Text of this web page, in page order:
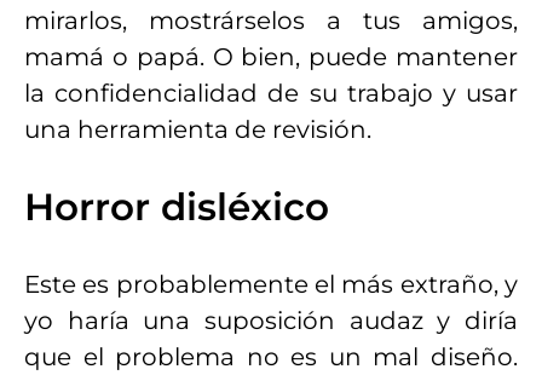
mirarlos, mostrárselos a tus amigos,
mamá o papá. O bien, puede mantener
la confidencialidad de su trabajo y usar
una herramienta de revisión.
Horror disléxico
Este es probablemente el más extraño, y
yo haría una suposición audaz y diría
que el problema no es un mal diseño.